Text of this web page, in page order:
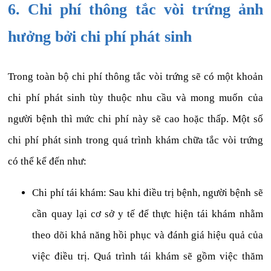
6. Chi phí thông tắc vòi trứng ảnh
hưởng bởi chi phí phát sinh
Trong toàn bộ chi phí thông tắc vòi trứng sẽ có một khoản
chi phí phát sinh tùy thuộc nhu cầu và mong muốn của
người bệnh thì mức chi phí này sẽ cao hoặc thấp. Một số
chi phí phát sinh trong quá trình khám chữa tắc vòi trứng
có thể kể đến như:
Chi phí tái khám: Sau khi điều trị bệnh, người bệnh sẽ
cần quay lại cơ sở y tế để thực hiện tái khám nhằm
theo dõi khả năng hồi phục và đánh giá hiệu quả của
việc điều trị. Quá trình tái khám sẽ gồm việc thăm